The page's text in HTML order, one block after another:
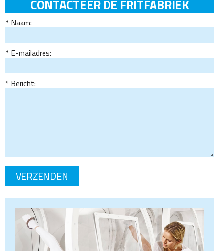
CONTACTEER DE FRITFABRIEK
Naam:
E-mailadres:
Bericht: